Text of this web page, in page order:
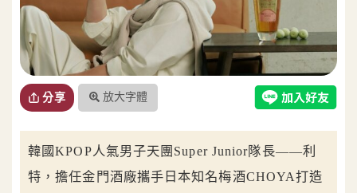
分享 放大字體
韓國KPOP人氣男子天團Super Junior隊長——利
特，擔任金門酒廠攜手日本知名梅酒CHOYA打造